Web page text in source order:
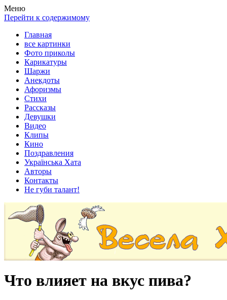
Весела хата — прикольные картинки, смешные истории,
клипы!
Покажем всем ваши фото приколы, карикатуры, шаржи, стихи,
рассказы, видео и песни!
Меню
Перейти к содержимому
Главная
все картинки
Фото приколы
Карикатуры
Шаржи
Анекдоты
Афоризмы
Стихи
Рассказы
Девушки
Видео
Клипы
Кино
Поздравления
Українська Хата
Авторы
Контакты
Не губи талант!
Что влияет на вкус пива?